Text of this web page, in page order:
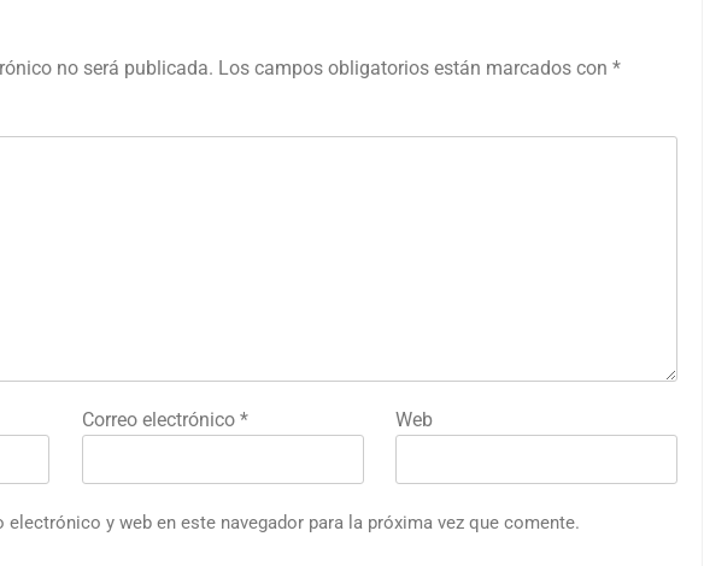
no será publicada. Los campos obligatorios están marcados con *
Correo electrónico * Web
electrónico y web en este navegador para la próxima vez que comente.